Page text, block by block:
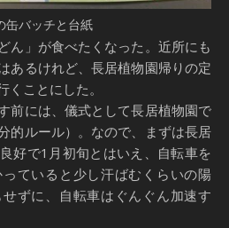
缶バッチと台紙
あるけれど、長居植物園帰りの定
くことにした。
前には、儀式として長居植物園で
的ルール）。なので、まずは長居
好で1月初旬とはいえ、自転車を
ていると少し汗ばむくらいの陽
ずに、自転車はぐんぐん加速す